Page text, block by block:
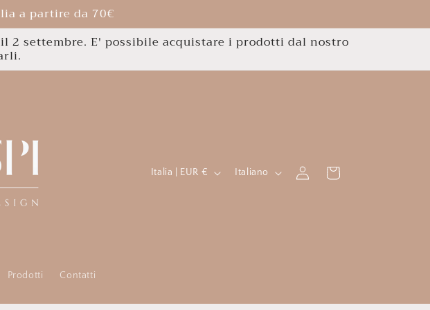
a partire da 70€
settembre. E' possibile acquistare i prodotti dal nostro
Prodotti Contatti
P
/
Italia | EUR € L
a
Italiano Accedi Carrello